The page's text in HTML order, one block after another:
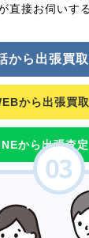
直接お伺いす
から出張買
から出張買
から出張査